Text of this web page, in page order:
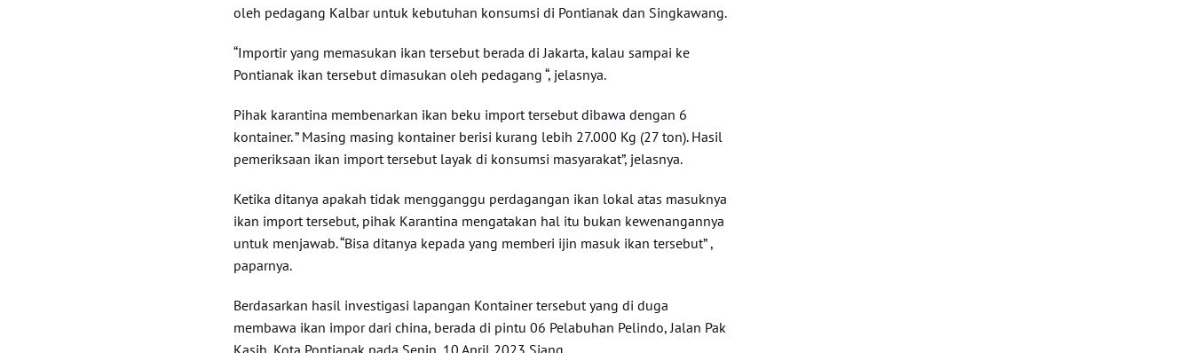
oleh pedagang Kalbar untuk kebutuhan konsumsi di Pontianak dan Singkawang.
“Importir yang memasukan ikan tersebut berada di Jakarta, kalau sampai ke
Pontianak ikan tersebut dimasukan oleh pedagang “, jelasnya.
Pihak karantina membenarkan ikan beku import tersebut dibawa dengan 6
kontainer. ” Masing masing kontainer berisi kurang lebih 27.000 Kg (27 ton). Hasil
pemeriksaan ikan import tersebut layak di konsumsi masyarakat”, jelasnya.
Ketika ditanya apakah tidak mengganggu perdagangan ikan lokal atas masuknya
ikan import tersebut, pihak Karantina mengatakan hal itu bukan kewenangannya
untuk menjawab. “Bisa ditanya kepada yang memberi ijin masuk ikan tersebut” ,
paparnya.
Berdasarkan hasil investigasi lapangan Kontainer tersebut yang di duga
membawa ikan impor dari china, berada di pintu 06 Pelabuhan Pelindo, Jalan Pak
Kasih, Kota Pontianak pada Senin, 10 April 2023 Siang.